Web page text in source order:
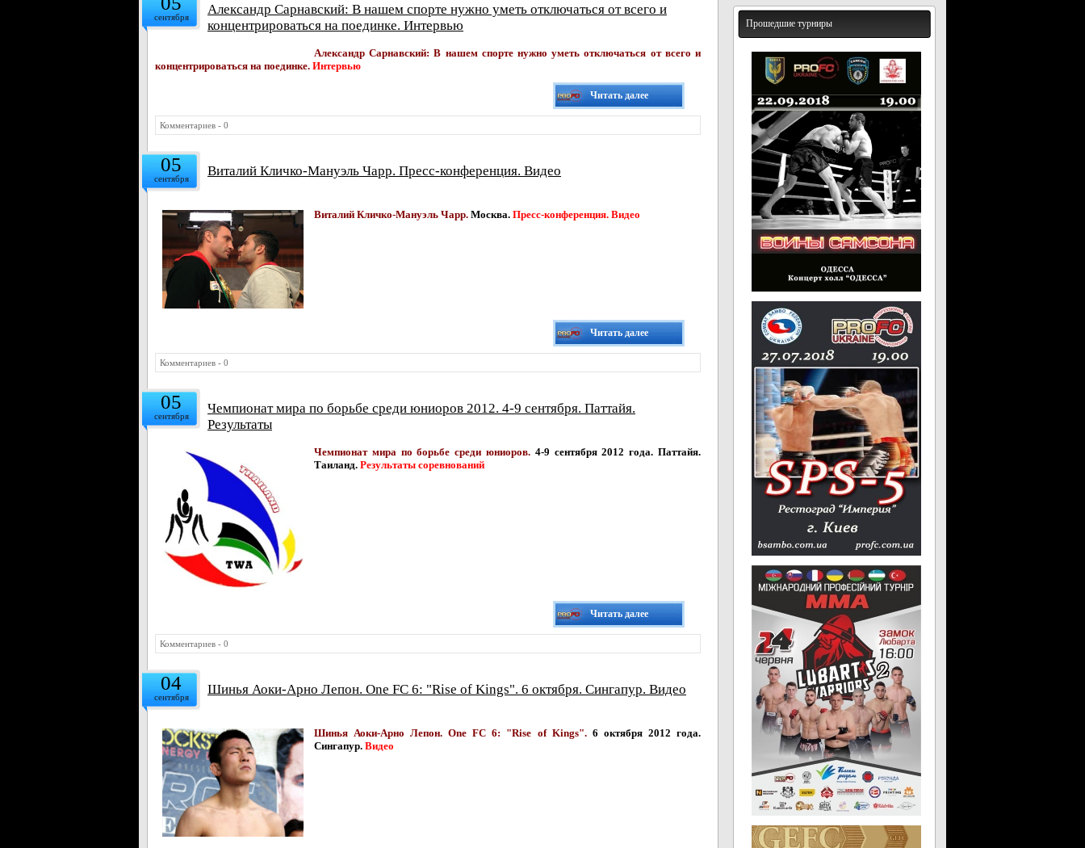
сентября
Александр Сарнавский: В нашем спорте нужно уметь отключаться от всего и
концентрироваться на поединке. Интервью
Александр Сарнавский: В нашем спорте нужно уметь отключаться от всего и
концентрироваться на поединке. Интервью
Читать далее
Комментариев - 0
05
сентября Виталий Кличко-Мануэль Чарр. Пресс-конференция. Видео
Виталий Кличко-Мануэль Чарр. Москва. Пресс-конференция. Видео
Читать далее
Комментариев - 0
05
сентября
Чемпионат мира по борьбе среди юниоров 2012. 4-9 сентября. Паттайя.
Результаты
Чемпионат мира по борьбе среди юниоров. 4-9 сентября 2012 года. Паттайя.
Таиланд. Результаты соревнований
Читать далее
Комментариев - 0
04
сентября Шинья Аоки-Арно Лепон. One FC 6: "Rise of Kings". 6 октября. Сингапур. Видео
Шинья Аоки-Арно Лепон. One FC 6: "Rise of Kings". 6 октября 2012 года.
Сингапур. Видео
Прошедшие турниры